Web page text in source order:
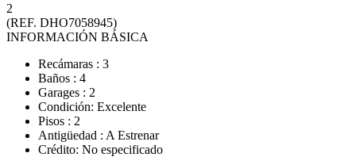
2
(REF. DHO7058945)
INFORMACIÓN BÁSICA
Recámaras : 3
Baños : 4
Garages : 2
Condición: Excelente
Pisos : 2
Antigüedad : A Estrenar
Crédito: No especificado